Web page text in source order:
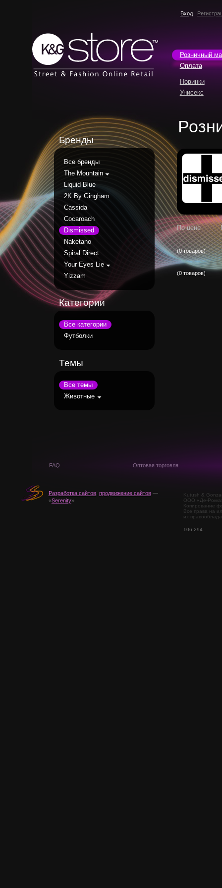
Вход
Розничный
Оплата
Новинки
Унисекс
Бренды
Все бренды
The Mountain
Liquid Blue
2K By Gingham
Cassida
Cocaroach
Dismissed
Naketano
Spiral Direct
Your Eyes Lie
Yizzam
Категории
Все категории
Футболки
Темы
Все темы
Животные
По цене
(0 товаров)
(0 товаров)
FAQ Оптовая торговля
Разработка сайтов, продвижение сайтов—
«Serenity»
Kutush &
ООО «Де-
Копирование
Все права на
их
106 294